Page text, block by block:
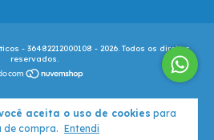
aceita o uso de cookies para
de compra. Entendi
- 36482212000108 - 2026. Todos os direitos
reservados.